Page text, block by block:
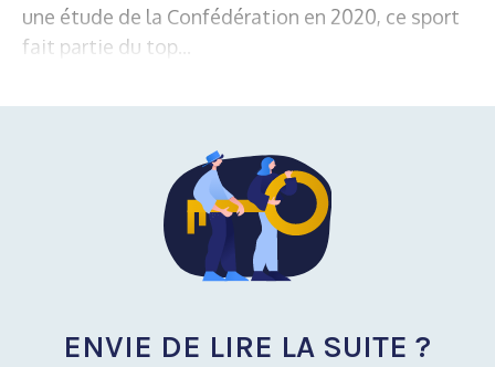
une étude de la Confédération en 2020, ce sport
fait partie du top...
ENVIE DE LIRE LA SUITE ?